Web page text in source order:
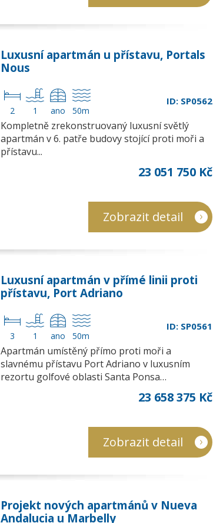
Luxusní apartmán u přístavu, Portals
Nous
2 1 ano 50m
ID: SP0562
Kompletně zrekonstruovaný luxusní světlý
apartmán v 6. patře budovy stojící proti moři a
přístavu...
23 051 750 Kč
Zobrazit detail
Luxusní apartmán v přímé linii proti
přístavu, Port Adriano
3 1 ano 50m
ID: SP0561
Apartmán umístěný přímo proti moři a
slavnému přístavu Port Adriano v luxusním
rezortu golfové oblasti Santa Ponsa…
23 658 375 Kč
Zobrazit detail
Projekt nových apartmánů v Nueva
Andalucia u Marbelly